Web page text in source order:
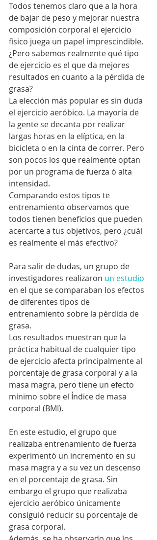
Todos tenemos claro que a la hora
de bajar de peso y mejorar nuestra
composición corporal el ejercicio
físico juega un papel imprescindible.
¿Pero sabemos realmente qué tipo
de ejercicio es el que da mejores
resultados en cuanto a la pérdida de
grasa?
La elección más popular es sin duda
el ejercicio aeróbico. La mayoría de
la gente se decanta por realizar
largas horas en la elíptica, en la
bicicleta o en la cinta de correr. Pero
son pocos los que realmente optan
por un programa de fuerza ó alta
intensidad.
Comparando estos tipos te
entrenamiento observamos que
todos tienen beneficios que pueden
acercarte a tus objetivos, pero ¿cuál
es realmente el más efectivo?
Para salir de dudas, un grupo de
investigadores realizaron un estudio
en el que se comparaban los efectos
de diferentes tipos de
entrenamiento sobre la pérdida de
grasa.
Los resultados muestran que la
práctica habitual de cualquier tipo
de ejercicio afecta principalmente al
porcentaje de grasa corporal y a la
masa magra, pero tiene un efecto
mínimo sobre el Índice de masa
corporal (BMI).
En este estudio, el grupo que
realizaba entrenamiento de fuerza
experimentó un incremento en su
masa magra y a su vez un descenso
en el porcentaje de grasa. Sin
embargo el grupo que realizaba
ejercicio aeróbico únicamente
consiguió reducir su porcentaje de
grasa corporal.